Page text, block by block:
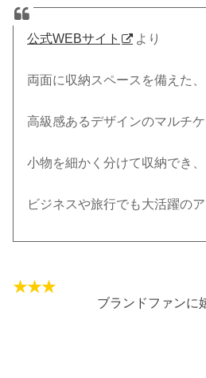
公式WEBサイト より
両面に収納スペースを備えた、
高級感あるデザインのマルチケ
小物を細かく分けて収納でき、
ビジネスや旅行でも大活躍のア
ブランドファンに